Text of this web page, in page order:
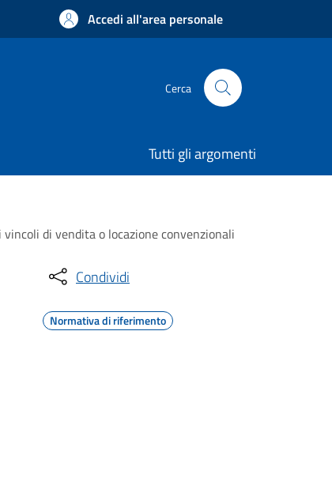
Accedi all'area personale
Cerca
Tutti gli argomenti
di vendita o locazione convenzionali
Condividi
Normativa di riferimento